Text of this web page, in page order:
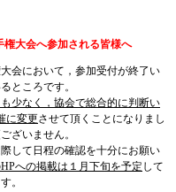
権大会へ参加される皆様へ
会において ，参加受付が終了い
ところです。
少なく，協会で総合的に判断い
に変更させて頂くことになりまし
ざいません。
して日程の確認を十分にお願い
HPへの掲載は１月下旬を予定 して
。